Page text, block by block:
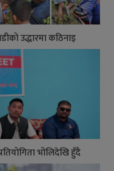
उद्धारमा कठिनाइ
भोलिदेखि हुँदै